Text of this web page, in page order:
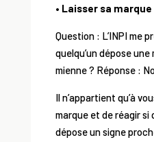
• Laisser sa
Question : L’INPI me
quelqu’un dépose
mienne ? Réponse :
Il n’appartient qu’à
marque et de réagir si
dépose un signe